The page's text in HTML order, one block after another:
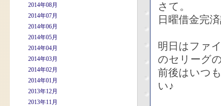
2014年08月
2014年07月
2014年06月
2014年05月
2014年04月
2014年03月
2014年02月
2014年01月
2013年12月
2013年11月
さて。
日曜借金完
明日はファ
のセリーグ
前後はいつ
い♪